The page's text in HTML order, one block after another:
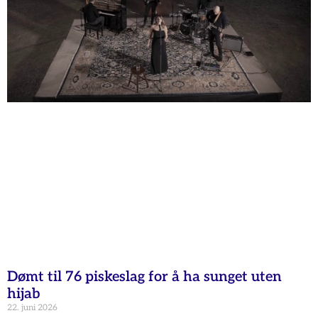
Dømt til 76 piskeslag for å ha sunget uten
hijab
22. juni 2026